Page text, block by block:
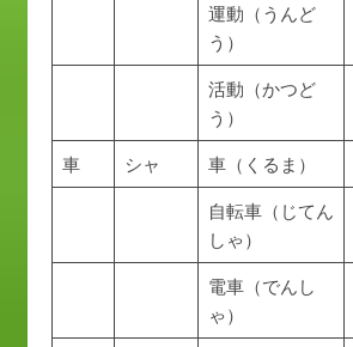
運動（うんど
う）
活動（かつど
う）
車 シャ 車（くるま）
自転車（じてん
しゃ）
電車（でんし
ゃ）